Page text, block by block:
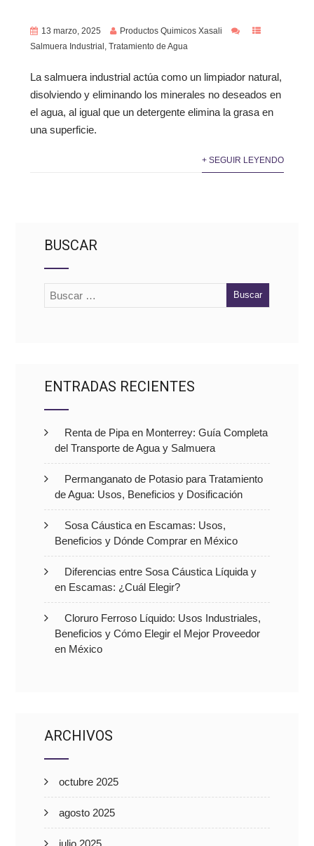
13 marzo, 2025
Productos Quimicos Xasali
Salmuera Industrial , Tratamiento de Agua
La salmuera industrial actúa como un limpiador natural,
disolviendo y eliminando los minerales no deseados en
el agua, al igual que un detergente elimina la grasa en
una superficie.
+ SEGUIR LEYENDO
BUSCAR
ENTRADAS RECIENTES
Renta de Pipa en Monterrey: Guía Completa
del Transporte de Agua y Salmuera
Permanganato de Potasio para Tratamiento
de Agua: Usos, Beneficios y Dosificación
Sosa Cáustica en Escamas: Usos,
Beneficios y Dónde Comprar en México
Diferencias entre Sosa Cáustica Líquida y
en Escamas: ¿Cuál Elegir?
Cloruro Ferroso Líquido: Usos Industriales,
Beneficios y Cómo Elegir el Mejor Proveedor
en México
ARCHIVOS
octubre 2025
agosto 2025
julio 2025